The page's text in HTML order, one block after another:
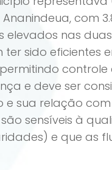
com
nas
sido eficientes
e deve ser
sua relação
sensíveis à
e que as